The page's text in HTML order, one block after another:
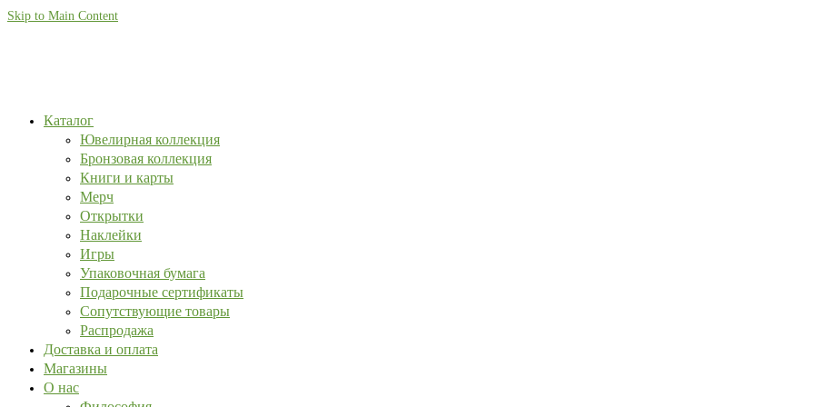
Skip to Main Content
Каталог
Ювелирная коллекция
Бронзовая коллекция
Книги и карты
Мерч
Открытки
Наклейки
Игры
Упаковочная бумага
Подарочные сертификаты
Сопутствующие товары
Распродажа
Доставка и оплата
Магазины
О нас